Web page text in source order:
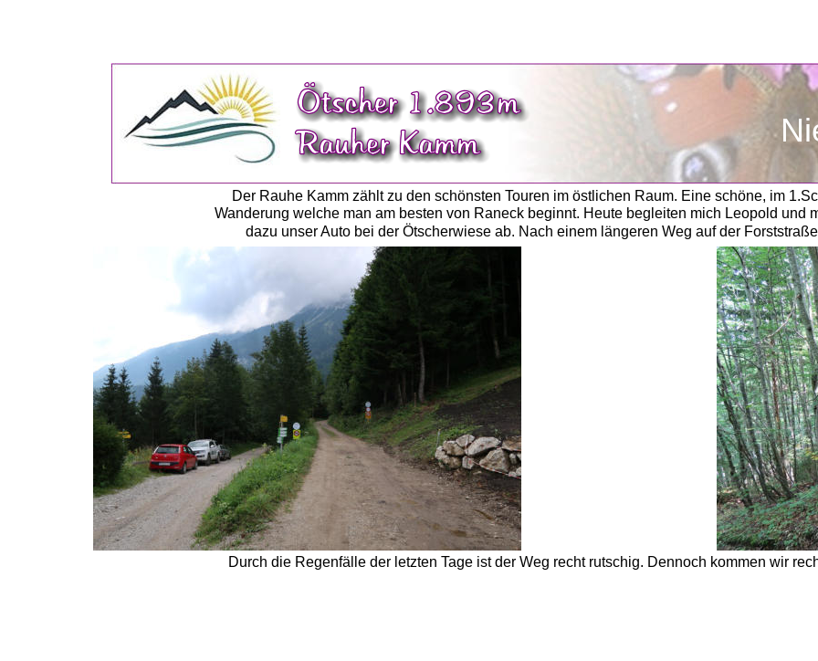
Der Rauhe Kamm zählt zu den schönsten Touren im östlichen Raum. Eine schöne, im
Wanderung welche man am besten von Raneck beginnt. Heute begleiten mich Leopold und
dazu unser Auto bei der Ötscherwiese ab. Nach einem längeren Weg auf der
Durch die Regenfälle der letzten Tage ist der Weg recht rutschig. Dennoch kommen wir